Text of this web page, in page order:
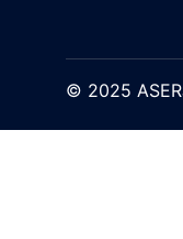
© 2025